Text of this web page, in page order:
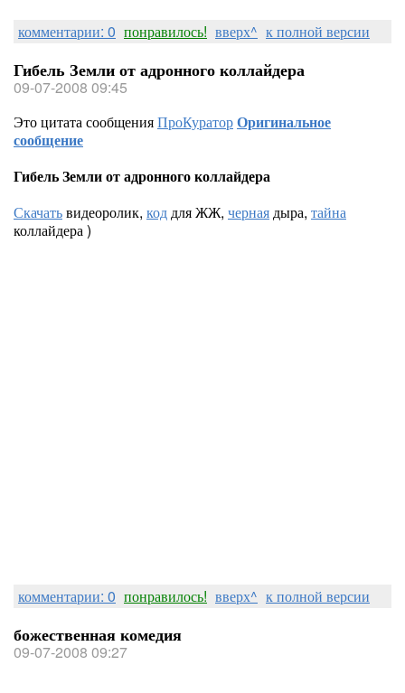
комментарии: 0 понравилось! вверх^ к полной версии
Гибель Земли от адронного коллайдера
09-07-2008 09:45
Это цитата сообщенияПроКураторОригинальное
сообщение
Гибель Земли от адронного коллайдера
Скачатьвидеоролик, коддля ЖЖ, чернаядыра, тайна
коллайдера )
комментарии: 0 понравилось! вверх^ к полной версии
божественная комедия
09-07-2008 09:27